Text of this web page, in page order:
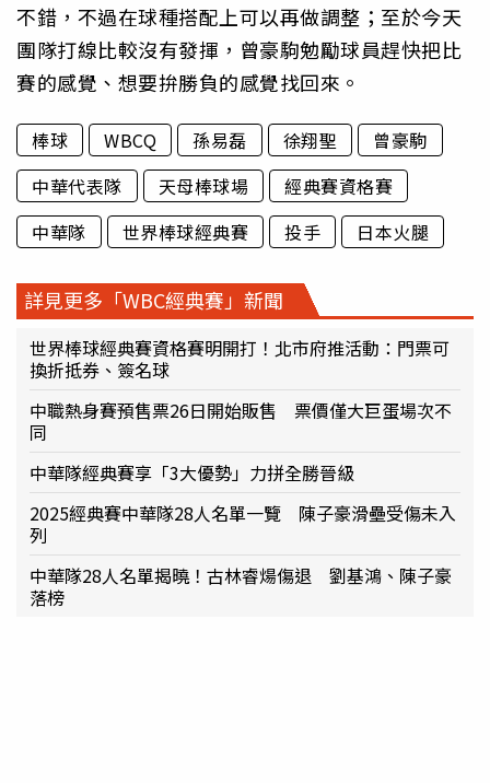
不錯，不過在球種搭配上可以再做調整；至於今天
團隊打線比較沒有發揮，曾豪駒勉勵球員趕快把比
賽的感覺、想要拚勝負的感覺找回來。
棒球 WBCQ 孫易磊 徐翔聖
曾豪駒
中華代表隊
天母棒球場
經典賽資格賽
中華隊
世界棒球經典賽 投手 日本火腿
詳見更多「WBC經典賽」新聞
世界棒球經典賽資格賽明開打！北市府推活動：門票可
換折抵券、簽名球
中職熱身賽預售票26日開始販售 票價僅大巨蛋場次不
同
中華隊經典賽享「3大優勢」力拼全勝晉級
2025經典賽中華隊28人名單一覽 陳子豪滑壘受傷未入
列
中華隊28人名單揭曉！古林睿煬傷退 劉基鴻、陳子豪
落榜